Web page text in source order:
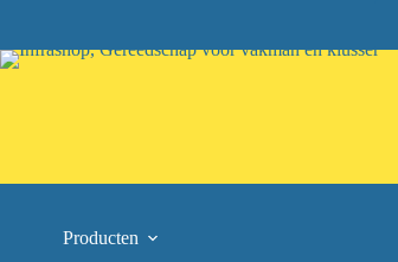
content
Producten